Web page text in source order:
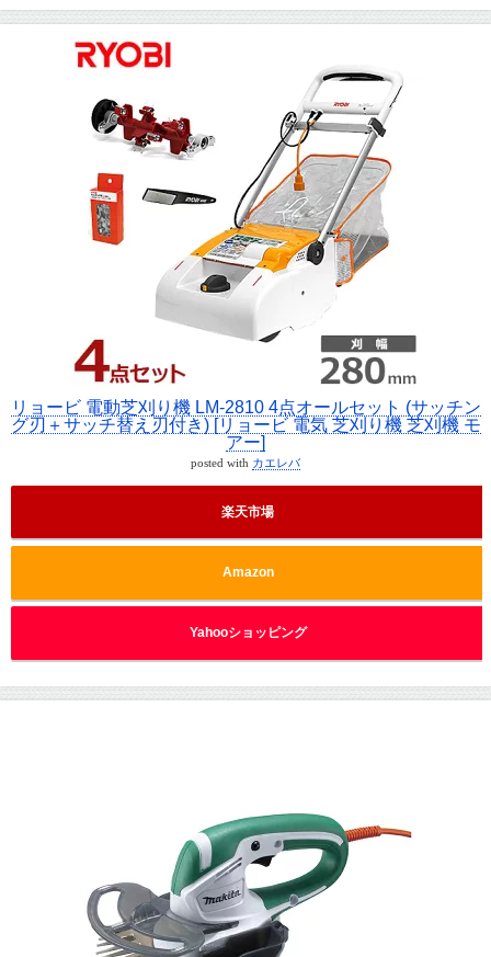
リョービ 電動芝刈り機 LM-2810 4点オールセット (サッチン
グ刃＋サッチ替え刃付き) [リョービ 電気 芝刈り機 芝刈機 モ
アー]
posted with カエレバ
楽天市場
Amazon
Yahooショッピング